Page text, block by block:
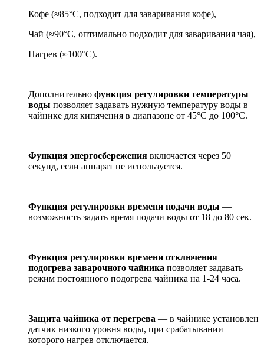
Кофе (≈85°С, подходит для заваривания кофе),
Чай (≈90°С, оптимально подходит для заваривания чая),
Нагрев (≈100°С).
Дополнительно функция регулировки температуры
воды позволяет задавать нужную температуру воды в
чайнике для кипячения в диапазоне от 45°С до 100°С.
Функция энергосбережения включается через 50
секунд, если аппарат не используется.
Функция регулировки времени подачи воды —
возможность задать время подачи воды от 18 до 80 сек.
Функция регулировки времени отключения
подогрева заварочного чайника позволяет задавать
режим постоянного подогрева чайника на 1-24 часа.
Защита чайника от перегрева — в чайнике установлен
датчик низкого уровня воды, при срабатывании
которого нагрев отключается.